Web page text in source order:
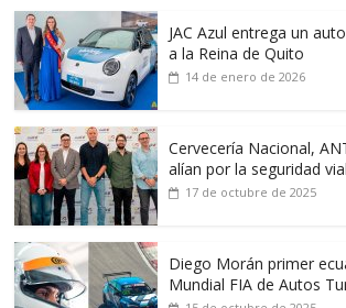
JAC Azul entrega un
a la Reina de Quito
14 de enero de 2026
Cervecería Nacional,
alían por la seguridad vial
17 de octubre de 2025
Diego Morán primer
Mundial FIA de Autos